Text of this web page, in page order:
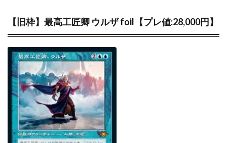
【旧枠】最高工匠卿 ウルザ foil【プレ値:28,000円】
ラッシュデュエル
ラプラス
ランキング一覧
リザードン
リザードン1ed
リーバイス
リーリエプレイマット
ルギア
ルリナ レアコレ
ヴァイスシュヴァルツ
一花
三玖
予約必須 二乃